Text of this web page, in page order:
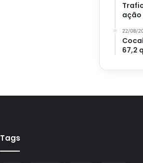
ação
22/08/
67,2
Tags